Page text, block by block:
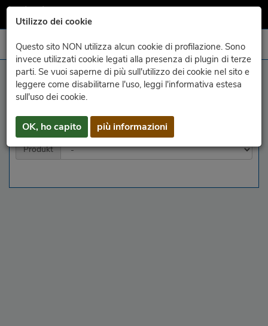
Utilizzo dei cookie
Questo sito NON utilizza alcun cookie di profilazione. Sono
invece utilizzati cookie legati alla presenza di plugin di terze
parti. Se vuoi saperne di più sull'utilizzo dei cookie nel sito e
leggere come disabilitarne l'uso, leggi l'informativa estesa
sull'uso dei cookie.
OK, ho capito più informazioni
Archiv - Radar
Jahr Monat
Produkt